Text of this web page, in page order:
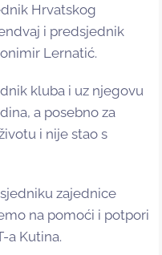
Hrvatskog
i predsjednik
Lernatić.
kluba i uz njegovu
a posebno za
i nije stao s
zajednice
na pomoći i potpori
a Kutina.